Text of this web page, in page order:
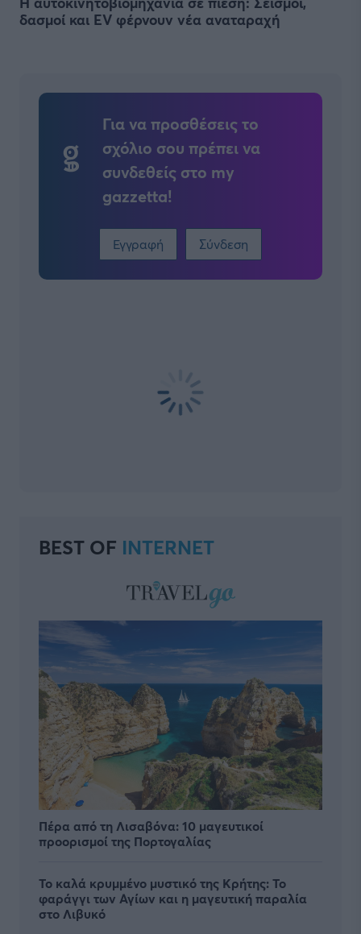
δασμοί και EV φέρνουν νέα αναταραχή
Για να προσθέσεις το
σχόλιο σου πρέπει να
συνδεθείς στο my
gazzetta!
Εγγραφή Σύνδεση
BEST OF INTERNET
Πέρα από τη Λισαβόνα: 10 μαγευτικοί
προορισμοί της Πορτογαλίας
Το καλά κρυμμένο μυστικό της Κρήτης: Το
φαράγγι των Αγίων και η μαγευτική παραλία
στο Λιβυκό